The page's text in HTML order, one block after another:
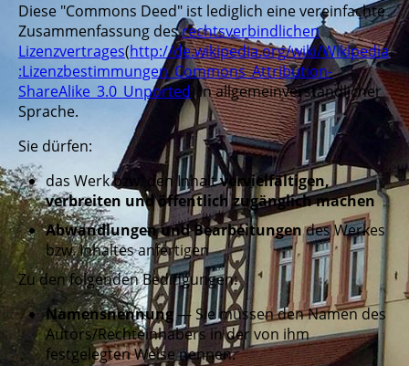
Diese "Commons Deed" ist lediglich eine vereinfachte
Zusammenfassung desrechtsverbindlichen
Lizenzvertrages(http://de.wikipedia.org/wiki/Wikipedia
:Lizenzbestimmungen_Commons_Attribution-
ShareAlike_3.0_Unported) in allgemeinverständlicher
Sprache.
Sie dürfen:
das Werk bzw. den Inhaltvervielfältigen,
verbreiten und öffentlich zugänglich machen
Abwandlungen und Bearbeitungendes Werkes
bzw. Inhaltes anfertigen
Zu den folgenden Bedingungen:
Namensnennung— Sie müssen den Namen des
Autors/Rechteinhabers in der von ihm
festgelegten Weise nennen.